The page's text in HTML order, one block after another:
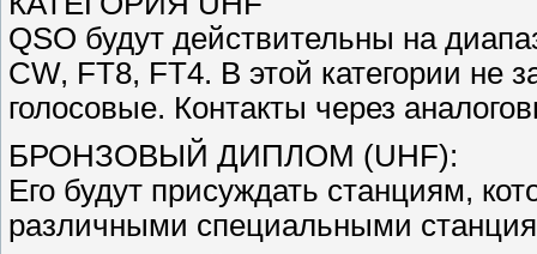
QSO будут действительны на
CW, FT8, FT4. В этой категории не
голосовые. Контакты через
БРОНЗОВЫЙ ДИПЛОМ (UHF):
Его будут присуждать станциям,
различными специальными